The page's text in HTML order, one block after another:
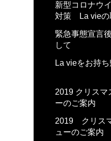
新型コロナウ
対策 La vieの
緊急事態宣言
して
La vieをお持ち
2019 クリスマ
ーのご案内
2019 クリス
ューのご案内